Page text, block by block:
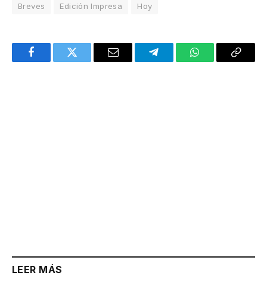
Breves Edición Impresa Hoy
FacebookTwitter Email TelegramWhatsAppCopy
LEER MÁS